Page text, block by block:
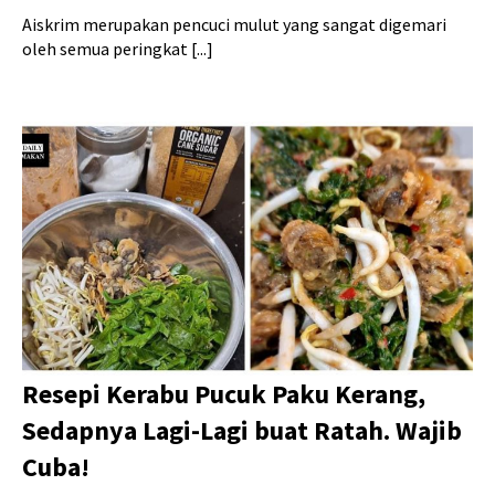
Aiskrim merupakan pencuci mulut yang sangat digemari
oleh semua peringkat [...]
Resepi Kerabu Pucuk Paku Kerang,
Sedapnya Lagi-Lagi buat Ratah. Wajib
Cuba!